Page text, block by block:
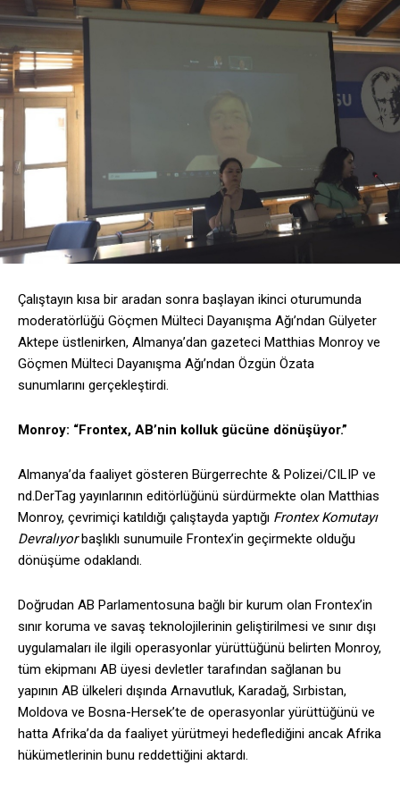
Çalıştayın kısa bir aradan sonra başlayan ikinci oturumunda
moderatörlüğü Göçmen Mülteci Dayanışma Ağı’ndan Gülyeter
Aktepe üstlenirken, Almanya’dan gazeteci Matthias Monroy ve
Göçmen Mülteci Dayanışma Ağı’ndan Özgün Özata
sunumlarını gerçekleştirdi.
Monroy: “Frontex, AB’nin kolluk gücüne dönüşüyor.”
Almanya’da faaliyet gösteren Bürgerrechte & Polizei/CILIP ve
nd.DerTag yayınlarının editörlüğünü sürdürmekte olan Matthias
Monroy, çevrimiçi katıldığı çalıştayda yaptığı Frontex Komutayı
Devralıyorbaşlıklı sunumuile Frontex’in geçirmekte olduğu
dönüşüme odaklandı.
Doğrudan AB Parlamentosuna bağlı bir kurum olan Frontex’in
sınır koruma ve savaş teknolojilerinin geliştirilmesi ve sınır dışı
uygulamaları ile ilgili operasyonlar yürüttüğünü belirten Monroy,
tüm ekipmanı AB üyesi devletler tarafından sağlanan bu
yapının AB ülkeleri dışında Arnavutluk, Karadağ, Sırbistan,
Moldova ve Bosna-Hersek’te de operasyonlar yürüttüğünü ve
hatta Afrika’da da faaliyet yürütmeyi hedeflediğini ancak Afrika
hükümetlerinin bunu reddettiğini aktardı.